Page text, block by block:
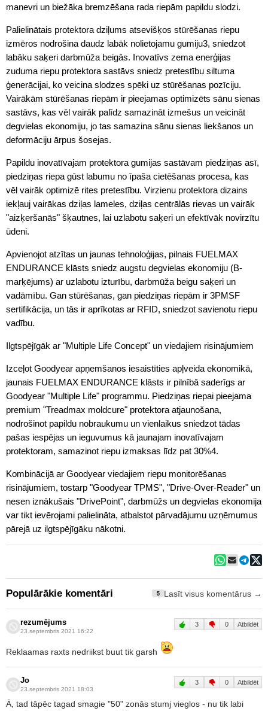
manevri un biežāka bremzēšana rada riepām papildu slodzi.
Palielinātais protektora dziļums atsevišķos stūrēšanas riepu
izmēros nodrošina daudz labāk nolietojamu gumiju3, sniedzot
labāku saķeri darbmūža beigās. Inovatīvs zema enerģijas
zuduma riepu protektora sastāvs sniedz pretestību siltuma
ģenerācijai, ko veicina slodzes spēki uz stūrēšanas pozīciju.
Vairākām stūrēšanas riepām ir pieejamas optimizēts sānu sienas
sastāvs, kas vēl vairāk palīdz samazināt izmešus un veicināt
degvielas ekonomiju, jo tas samazina sānu sienas liekšanos un
deformāciju ārpus šosejas.
Papildu inovatīvajam protektora gumijas sastāvam piedziņas asī,
piedziņas riepa gūst labumu no īpaša cietēšanas procesa, kas
vēl vairāk optimizē rites pretestību. Virzienu protektora dizains
iekļauj vairākas dziļas lameles, dziļas centrālās rievas un vairāk
"aizķeršanās" šķautnes, lai uzlabotu saķeri un efektīvāk novirzītu
ūdeni.
Apvienojot atzītas un jaunas tehnoloģijas, pilnais FUELMAX
ENDURANCE klāsts sniedz augstu degvielas ekonomiju (B-
marķējums) ar uzlabotu izturību, darbmūža beigu saķeri un
vadāmību. Gan stūrēšanas, gan piedziņas riepām ir 3PMSF
sertifikācija, un tās ir aprīkotas ar RFID, sniedzot savienotu riepu
vadību.
Ilgtspējīgāk ar "Multiple Life Concept" un viedajiem risinājumiem
Izceļot Goodyear apņemšanos iesaistīties apļveida ekonomikā,
jaunais FUELMAX ENDURANCE klāsts ir pilnībā saderīgs ar
Goodyear "Multiple Life" programmu. Piedziņas riepai pieejama
premium "Treadmax moldcure" protektora atjaunošana,
nodrošinot papildu nobraukumu un vienlaikus sniedzot tādas
pašas iespējas un ieguvumus kā jaunajam inovatīvajam
protektoram, samazinot riepu izmaksas līdz pat 30%4.
Kombinācijā ar Goodyear viedajiem riepu monitorēšanas
risinājumiem, tostarp "Goodyear TPMS", "Drive-Over-Reader" un
nesen iznākušais "DrivePoint", darbmūžs un degvielas ekonomija
var tikt ievērojami palielināta, atbalstot pārvadājumu uzņēmumus
pārejā uz ilgtspējīgāku nākotni.
Populārākie komentāri 5 Lasīt visus komentārus →
rezumējums
23.septembris 2021 16:22
3 0 Atbildēt
Reklaamas raxts nedriikst buut tik garsh
Jo
23.septembris 2021 18:03
3 0 Atbildēt
Ā, tad tāpēc tagad smagie "50" zonās stumj vieglos - nu tik labi